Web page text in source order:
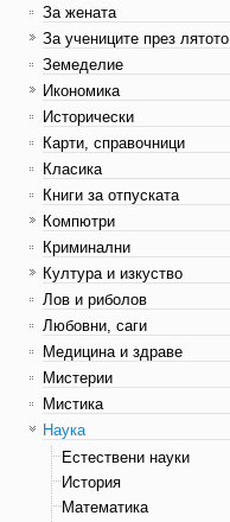
За жената
За учениците през лятото
Земеделие
Икономика
Исторически
Карти, справочници
Класика
Книги за отпуската
Компютри
Криминални
Култура и изкуство
Лов и риболов
Любовни, саги
Медицина и здраве
Мистерии
Мистика
Наука
Естествени науки
История
Математика